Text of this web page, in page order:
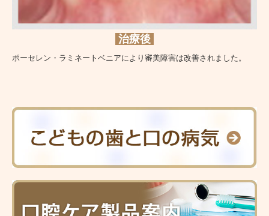
治療後
ポーセレン・ラミネートベニアにより審美障害は改善されました。